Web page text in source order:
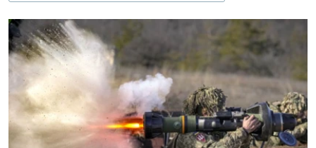
СВІТ
КИТАЙ.ВИКЛИКИ
МУЛЬТИМЕДІА
ФОТО
СПЕЦПРОЄКТИ
ПОДКАСТИ